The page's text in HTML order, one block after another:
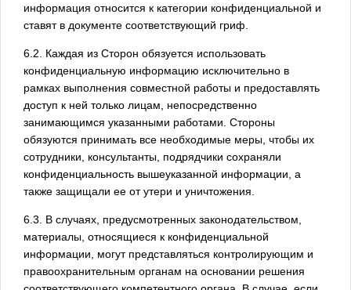
информация относится к категории конфиденциальной и
ставят в документе соответствующий гриф.
6.2. Каждая из Сторон обязуется использовать
конфиденциальную информацию исключительно в
рамках выполнения совместной работы и предоставлять
доступ к ней только лицам, непосредственно
занимающимся указанными работами. Стороны
обязуются принимать все необходимые меры, чтобы их
сотрудники, консультанты, подрядчики сохраняли
конфиденциальность вышеуказанной информации, а
также защищали ее от утери и уничтожения.
6.3. В случаях, предусмотренных законодательством,
материалы, относящиеся к конфиденциальной
информации, могут представляться контролирующим и
правоохранительным органам на основании решения